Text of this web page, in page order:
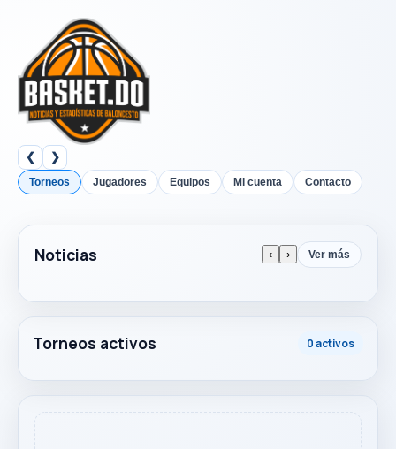
❮ ❯
Torneos Jugadores Equipos Mi cuenta Contacto
Noticias ‹ › Ver más
Torneos activos 0 activos